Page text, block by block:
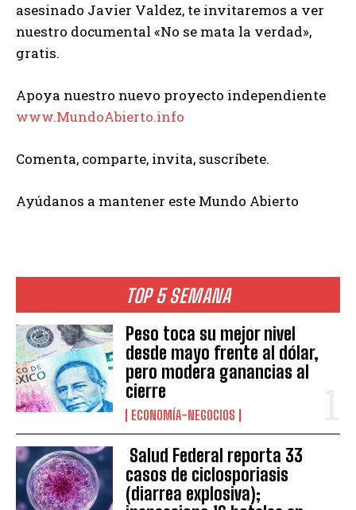
TOP 5 SEMANA
Peso toca su mejor nivel
desde mayo frente al dólar,
pero modera ganancias al
cierre
ECONOMÍA-NEGOCIOS
Salud Federal reporta 33
casos de ciclosporiasis
(diarrea explosiva);
asesinado Javier Valdez, te invitaremos a ver
nuestro documental «No se mata la verdad»,
gratis.
Apoya nuestro nuevo proyecto independiente
www.MundoAbierto.info
Comenta, comparte, invita, suscríbete.
Ayúdanos a mantener este Mundo Abierto